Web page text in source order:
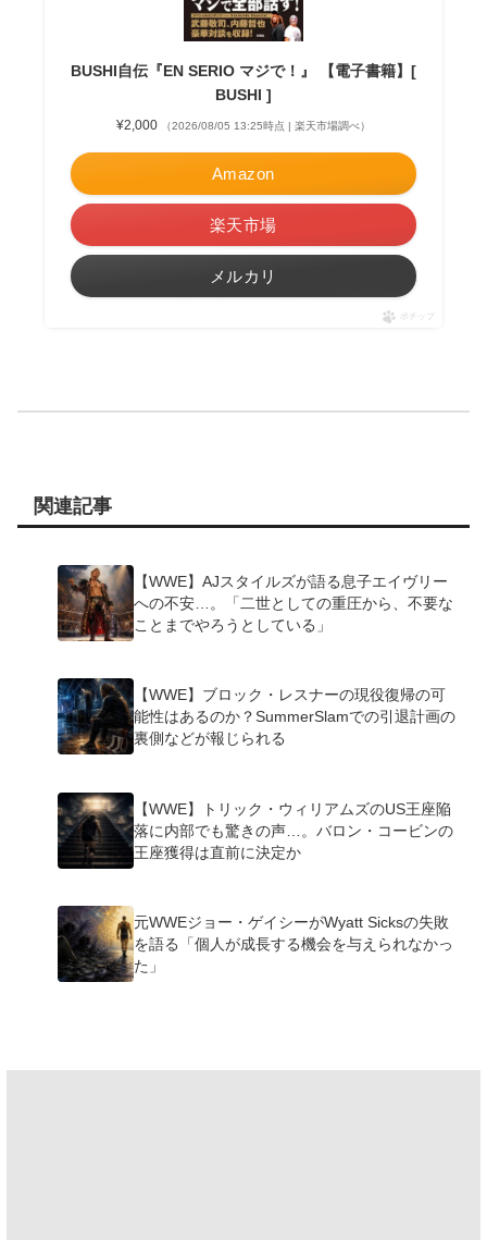
BUSHI自伝『EN SERIO マジで！』 【電子書籍】[
BUSHI ]
¥2,000 （2026/08/05 13:25時点 | 楽天市場調べ）
Amazon
楽天市場
メルカリ
ポチップ
関連記事
【WWE】AJスタイルズが語る息子エイヴリー
への不安…。「二世としての重圧から、不要な
ことまでやろうとしている」
【WWE】ブロック・レスナーの現役復帰の可
能性はあるのか？SummerSlamでの引退計画の
裏側などが報じられる
【WWE】トリック・ウィリアムズのUS王座陥
落に内部でも驚きの声…。バロン・コービンの
王座獲得は直前に決定か
元WWEジョー・ゲイシーがWyatt Sicksの失敗
を語る「個人が成長する機会を与えられなかっ
た」